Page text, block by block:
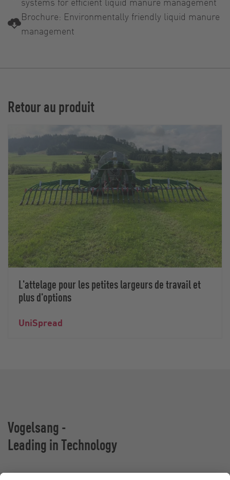
Brochure: Environmentally friendly liquid manure
management
Retour au produit
L'attelage pour les petites largeurs de travail et
plus d'options
UniSpread
Vogelsang -
Leading in Technology